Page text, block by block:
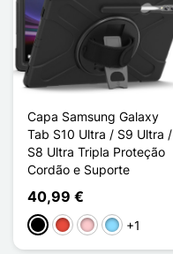
Capa Samsung Galaxy
Tab S10 Ultra / S9 Ultra /
S8 Ultra Tripla Proteção
Cordão e Suporte
40,99 €
PretoVermelho
RosaAzul Claro
+1